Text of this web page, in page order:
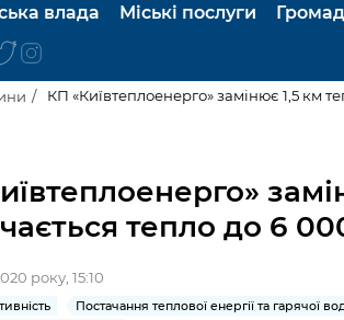
влада
міська рада
КМДА
Міські послуги
послуги
Пільги, субсидії
Паспорт,
КП «Київтеплоенерго» замінює 1,5 км
тепло до 6
року, 15:10
Постачання теплової енергії та гарячої